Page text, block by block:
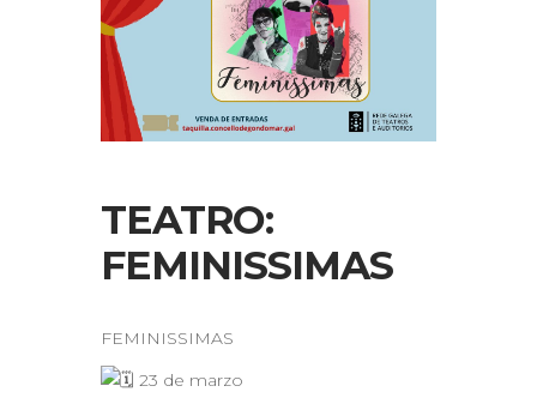
TEATRO:
FEMINISSIMAS
FEMINISSIMAS
23 de marzo